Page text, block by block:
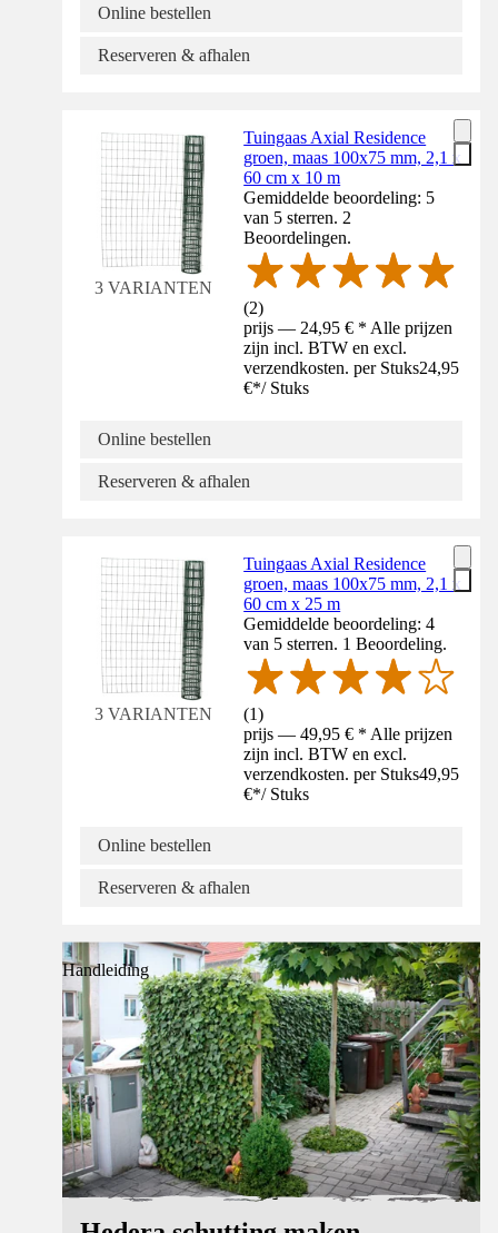
Online bestellen
Reserveren & afhalen
3 VARIANTEN
Tuingaas Axial Residence
groen, maas 100x75 mm, 2,1 x
60 cm x 10 m
Gemiddelde beoordeling: 5
van 5 sterren. 2
Beoordelingen.
(2)
prijs — 24,95 € * Alle prijzen
zijn incl. BTW en excl.
verzendkosten. per Stuks24,95
€*/ Stuks
Online bestellen
Reserveren & afhalen
3 VARIANTEN
Tuingaas Axial Residence
groen, maas 100x75 mm, 2,1 x
60 cm x 25 m
Gemiddelde beoordeling: 4
van 5 sterren. 1 Beoordeling.
(1)
prijs — 49,95 € * Alle prijzen
zijn incl. BTW en excl.
verzendkosten. per Stuks49,95
€*/ Stuks
Online bestellen
Reserveren & afhalen
Handleiding